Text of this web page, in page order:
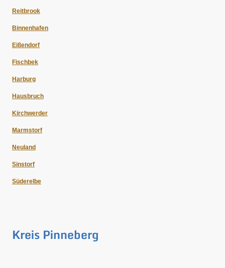
Reitbrook
Binnenhafen
Eißendorf
Fischbek
Harburg
Hausbruch
Kirchwerder
Marmstorf
Neuland
Sinstorf
Süderelbe
Kreis Pinneberg